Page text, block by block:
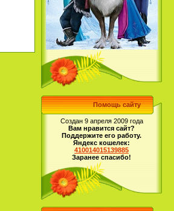
Помощь сайту
Создан 9 апреля 2009 года
Вам нравится сайт?
Поддержите его работу.
Яндекс кошелек:
410014015139885
Заранее спасибо!